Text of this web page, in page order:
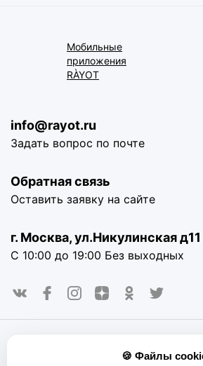
Мобильные
приложения
RÀYOT
info@rayot.ru
Задать вопрос по почте
Обратная связь
Оставить заявку на сайте
г. Москва, ул.Никулинская
С 10:00 до 19:00 Без выходных
использует куки-файлы и другие
🍪 Файлы